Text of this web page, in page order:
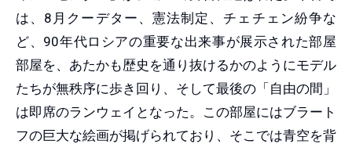
は、8月クーデター、憲法制定、チェチェン紛争な
ど、90年代ロシアの重要な出来事が展示された部屋
部屋を、あたかも歴史を通り抜けるかのようにモデル
たちが無秩序に歩き回り、そして最後の「自由の間」
は即席のランウェイとなった。この部屋にはブラート
フの巨大な絵画が掲げられており、そこでは青空を背